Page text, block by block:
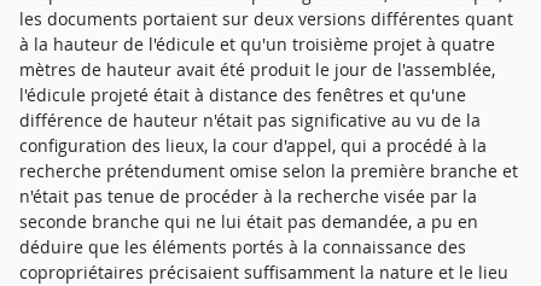
les documents portaient sur deux versions différentes quant
à la hauteur de l'édicule et qu'un troisième projet à quatre
mètres de hauteur avait été produit le jour de l'assemblée,
l'édicule projeté était à distance des fenêtres et qu'une
différence de hauteur n'était pas significative au vu de la
configuration des lieux, la cour d'appel, qui a procédé à la
recherche prétendument omise selon la première branche et
n'était pas tenue de procéder à la recherche visée par la
seconde branche qui ne lui était pas demandée, a pu en
déduire que les éléments portés à la connaissance des
copropriétaires précisaient suffisamment la nature et le lieu